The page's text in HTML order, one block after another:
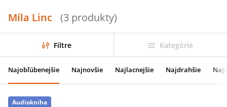
Míla Linc (3 produkty)
Filtre Kategórie
Najobľúbenejšie Najnovšie Najlacnejšie Najdrahšie
Audiokniha